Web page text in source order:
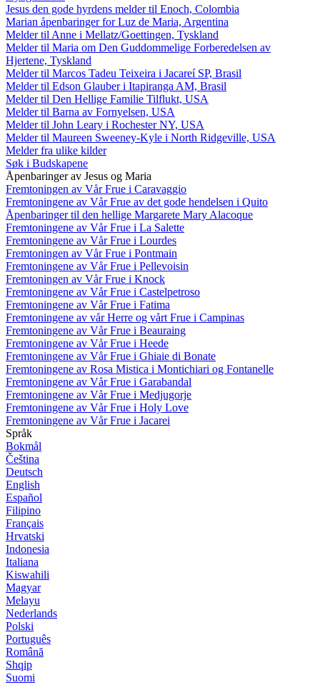
Jesus den gode hyrdens melder til Enoch, Colombia
Marian åpenbaringer for Luz de Maria, Argentina
Melder til Anne i Mellatz/Goettingen, Tyskland
Melder til Maria om Den Guddommelige Forberedelsen av
Hjertene, Tyskland
Melder til Marcos Tadeu Teixeira i Jacareí SP, Brasil
Melder til Edson Glauber i Itapiranga AM, Brasil
Melder til Den Hellige Familie Tilflukt, USA
Melder til Barna av Fornyelsen, USA
Melder til John Leary i Rochester NY, USA
Melder til Maureen Sweeney-Kyle i North Ridgeville, USA
Melder fra ulike kilder
Søk i Budskapene
Åpenbaringer av Jesus og Maria
Fremtoningen av Vår Frue i Caravaggio
Fremtoningene av Vår Frue av det gode hendelsen i Quito
Åpenbaringer til den hellige Margarete Mary Alacoque
Fremtoningene av Vår Frue i La Salette
Fremtoningene av Vår Frue i Lourdes
Fremtoningen av Vår Frue i Pontmain
Fremtoningene av Vår Frue i Pellevoisin
Fremtoningen av Vår Frue i Knock
Fremtoningene av Vår Frue i Castelpetroso
Fremtoningene av Vår Frue i Fatima
Fremtoningene av vår Herre og vårt Frue i Campinas
Fremtoningene av Vår Frue i Beauraing
Fremtoningene av Vår Frue i Heede
Fremtoningene av Vår Frue i Ghiaie di Bonate
Fremtoningene av Rosa Mistica i Montichiari og Fontanelle
Fremtoningene av Vår Frue i Garabandal
Fremtoningene av Vår Frue i Medjugorje
Fremtoningene av Vår Frue i Holy Love
Fremtoningene av Vår Frue i Jacarei
Språk
Bokmål
Čeština
Deutsch
English
Español
Filipino
Français
Hrvatski
Indonesia
Italiana
Kiswahili
Magyar
Melayu
Nederlands
Polski
Português
Română
Shqip
Suomi